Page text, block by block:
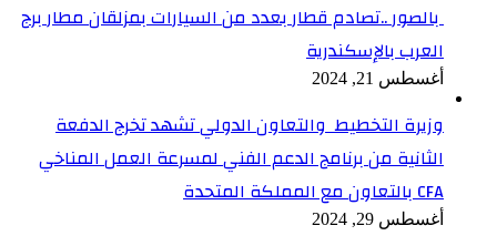
بالصور ..تصادم قطار بعدد من السيارات بمزلقان مطار برج
العرب بالإسكندرية
أغسطس 21, 2024
وزيرة التخطيط والتعاون الدولي تشهد تخرج الدفعة
الثانية من برنامج الدعم الفني لمسرعة العمل المناخي
CFA بالتعاون مع المملكة المتحدة
أغسطس 29, 2024